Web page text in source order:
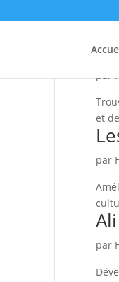
par
et
par
par